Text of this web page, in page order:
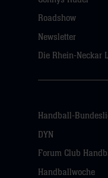
Roadshow
Newsletter
Die Rhein-Neckar
Handball-
DYN
Forum Club
Handballwoche